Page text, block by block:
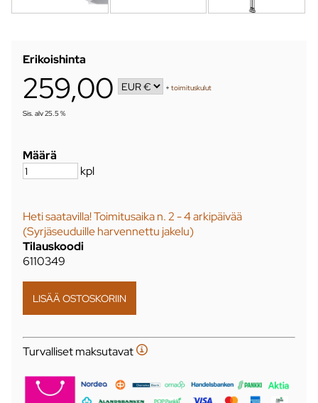
Erikoishinta
259,00 +toimituskulut
Sis. alv 25.5 %
Määrä
kpl
Heti saatavilla! Toimitusaika n. 2 - 4 arkipäivää
(Syrjäseuduille harvennettu jakelu)
Tilauskoodi
6110349
Turvalliset maksutavat